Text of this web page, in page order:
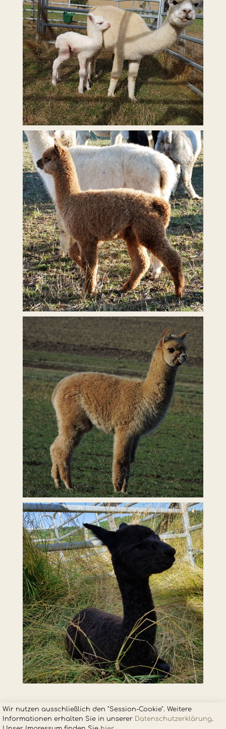
Wir nutzen ausschließlich den "Session-Cookie". Weitere
Informationen erhalten Sie in unserer Datenschutzerklärung.